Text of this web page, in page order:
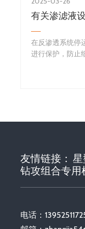
有关渗滤液
在反渗透系统停
进行保护，防止
友情链接：
钻攻组合专用
电话：